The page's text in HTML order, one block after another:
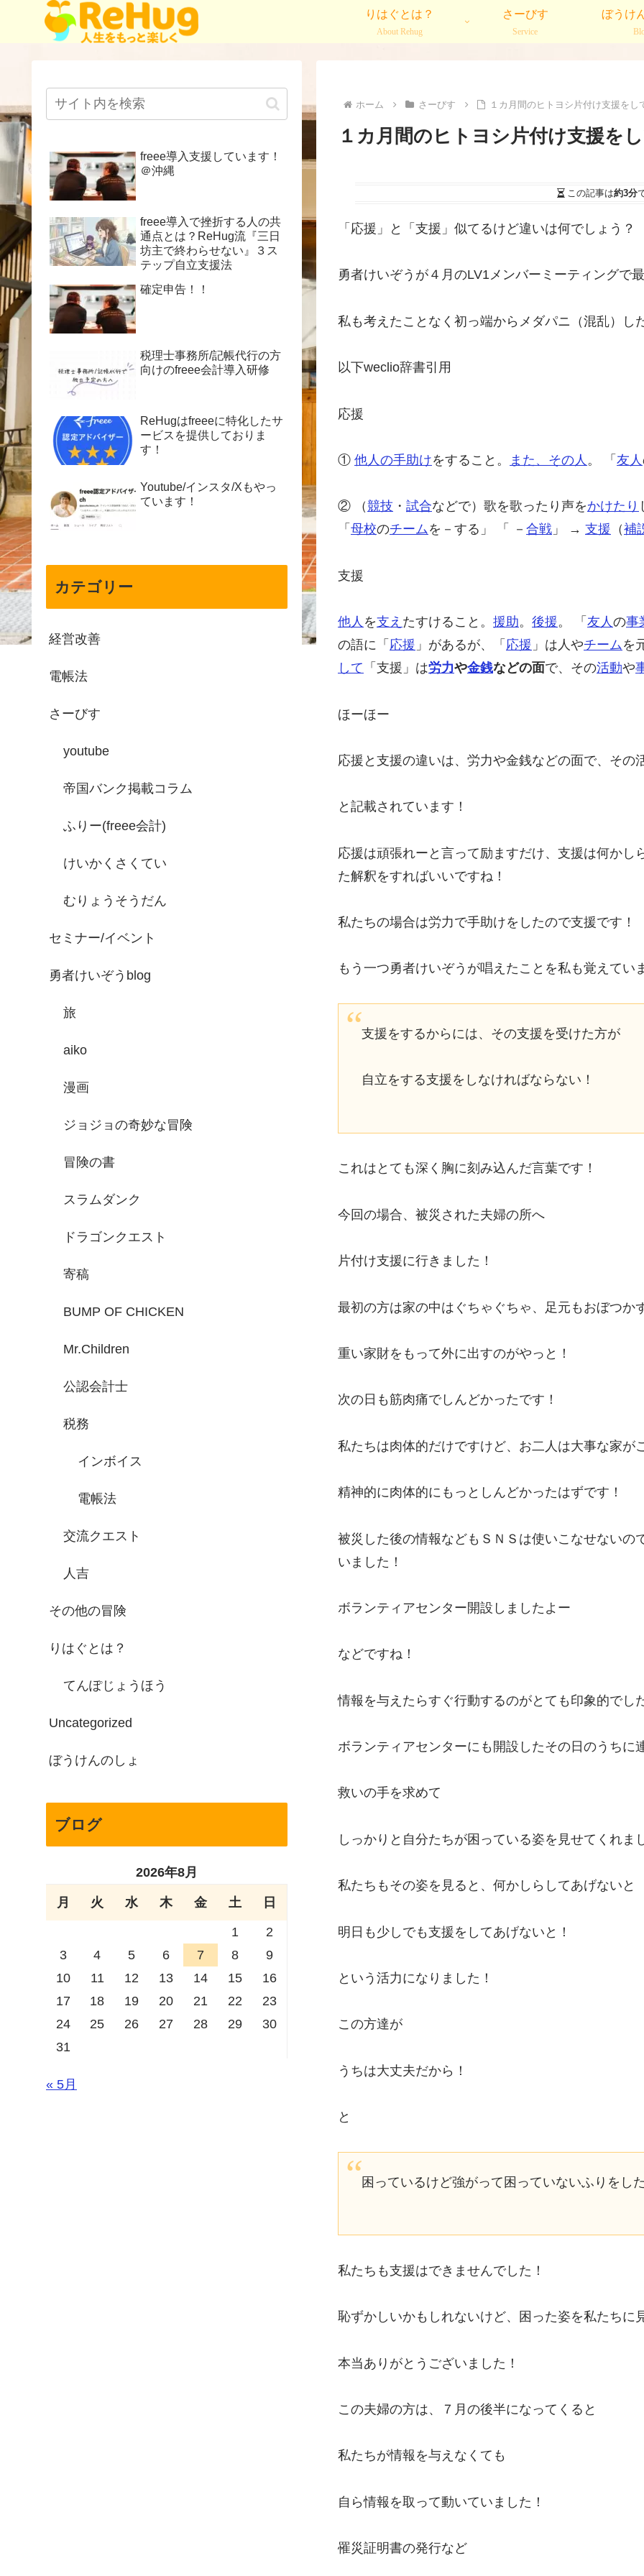
りはぐとは？
About Rehug
さーびす
Service
ぼうけ
ホーム さーびす １カ月間のヒトヨシ片付け支援をし
１カ月間のヒトヨシ片付け支援を
この記事は約3分
「応援」と「支援」似てるけど違いは何でしょう？
勇者けいぞうが４月のLV1メンバーミーティングで
私も考えたことなく初っ端からメダパニ（混乱）し
以下weclio辞書引用
応援
① 他人の手助けをすること。 また、 その人 。 「 友人
② （競技 ・ 試合などで）歌を歌ったり声をかけたり
「 母校のチームを－する」 「 － 合戦 」 → 支援 （補
支援
他人 を支え たすけること。 援助。 後援。 「 友人の事
の語に「 応援 」があるが、「 応援 」は人やチームを
して 「支援」は労力や金銭などの面で、その活動や
ほーほー
応援と支援の違いは、労力や金銭などの面で、その
と記載されています！
応援は頑張れーと言って励ますだけ、支援は何か
た解釈をすればいいですね！
私たちの場合は労力で手助けをしたので支援です！
もう一つ勇者けいぞうが唱えたことを私も覚えてい
支援をするからには、その支援を受けた方が
自立をする支援をしなければならない！
これはとても深く胸に刻み込んだ言葉です！
今回の場合、被災された夫婦の所へ
片付け支援に行きました！
最初の方は家の中はぐちゃぐちゃ、足元もおぼつか
重い家財をもって外に出すのがやっと！
次の日も筋肉痛でしんどかったです！
私たちは肉体的だけですけど、お二人は大事な家が
精神的に肉体的にもっとしんどかったはずです！
被災した後の情報などもＳＮＳは使いこなせない
いました！
ボランティアセンター開設しましたよー
などですね！
情報を与えたらすぐ行動するのがとても印象的でし
ボランティアセンターにも開設したその日のうちに
救いの手を求めて
しっかりと自分たちが困っている姿を見せてくれま
私たちもその姿を見ると、何かしらしてあげないと
明日も少しでも支援をしてあげないと！
という活力になりました！
この方達が
うちは大丈夫だから！
と
困っているけど強がって困っていないふりをし
私たちも支援はできませんでした！
恥ずかしいかもしれないけど、困った姿を私たちに
本当ありがとうございました！
この夫婦の方は、７月の後半になってくると
私たちが情報を与えなくても
自ら情報を取って動いていました！
罹災証明書の発行など
freee導入支援しています！
＠沖縄
freee導入で挫折する人の共
通点とは？ReHug流『三日
坊主で終わらせない』３ス
テップ自立支援法
確定申告！！
税理士事務所/記帳代行の方
向けのfreee会計導入研修
ReHugはfreeeに特化したサ
ービスを提供しておりま
す！
Youtube/インスタ/Xもやっ
ています！
カテゴリー
経営改善
電帳法
さーびす
youtube
帝国バンク掲載コラム
ふりー(freee会計)
けいかくさくてい
むりょうそうだん
セミナー/イベント
勇者けいぞうblog
旅
aiko
漫画
ジョジョの奇妙な冒険
冒険の書
スラムダンク
ドラゴンクエスト
寄稿
BUMP OF CHICKEN
Mr.Children
公認会計士
税務
インボイス
電帳法
交流クエスト
人吉
その他の冒険
りはぐとは？
てんぽじょうほう
Uncategorized
ぼうけんのしょ
ブログ
2026年8月
月 火 水 木 金 土 日
1
2
3
4 5 6 7 8
9
10
11 12 13 14 15
16
17
18 19 20 21 22
23
24
25 26 27 28 29
30
31
« 5月